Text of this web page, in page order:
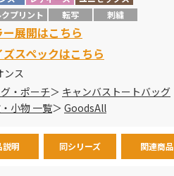
プリント
転写 刺繍
ー展開はこちら
ズスペックはこちら
ンス
・ポーチ
キャンバストートバッグ
小物 一覧
GoodsAll
説明 同シリーズ 関連商品